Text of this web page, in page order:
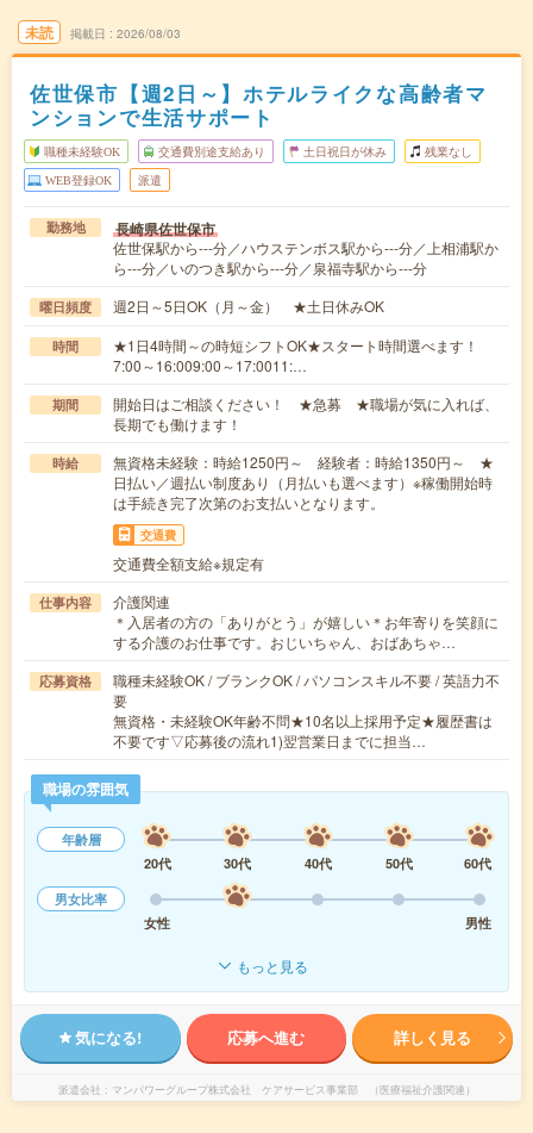
未読 掲載日 2026/08/03
佐世保市【週2日～】ホテルライクな高齢者マ
ンションで生活サポート
職種未経験OK 交通費別途支給あり 土日祝日が休み 残業なし
WEB登録OK 派遣
勤務地 長崎県佐世保市
佐世保駅から---分／ハウステンボス駅から---分／上相浦駅か
ら---分／いのつき駅から---分／泉福寺駅から---分
曜日頻度 週2日～5日OK（月～金） ★土日休みOK
時間
★1日4時間～の時短シフトOK★スタート時間選べます！
7:00～16:009:00～17:0011:…
期間
開始日はご相談ください！ ★急募 ★職場が気に入れば、
長期でも働けます！
時給
無資格未経験：時給1250円～ 経験者：時給1350円～ ★
日払い／週払い制度あり（月払いも選べます）※稼働開始時
は手続き完了次第のお支払いとなります。
交通費
交通費全額支給※規定有
仕事内容
介護関連
＊入居者の方の「ありがとう」が嬉しい＊お年寄りを笑顔に
する介護のお仕事です。おじいちゃん、おばあちゃ…
応募資格
職種未経験OK / ブランクOK / パソコンスキル不要 / 英語力不
要
無資格・未経験OK年齢不問★10名以上採用予定★履歴書は
不要です▽応募後の流れ1)翌営業日までに担当…
職場の雰囲気
年齢層
20代
30代 40代 50代
60代
男女比率
女性
男性
もっと見る
気になる! 応募へ進む 詳しく見る
派遣会社 マンパワーグループ株式会社 ケアサービス事業部 （医療福祉介護関連）